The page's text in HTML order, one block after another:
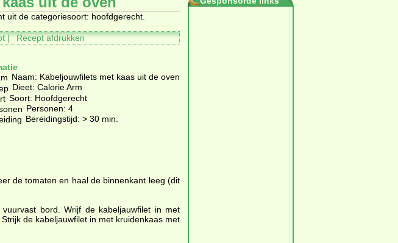
uit de categoriesoort: hoofdgerecht.
| Recept afdrukken
Naam: Kabeljouwfilets met kaas uit de oven
Dieet: Calorie Arm
Soort: Hoofdgerecht
Personen: 4
Bereidingstijd: > 30 min.
de tomaten en haal de binnenkant leeg (dit
bord. Wrijf de kabeljauwfilet in met
de kabeljauwfilet in met kruidenkaas met